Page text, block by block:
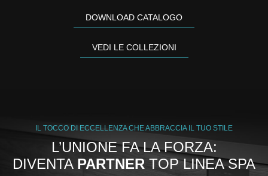
DOWNLOAD CATALOGO
VEDI LE COLLEZIONI
IL TOCCO DI ECCELLENZA CHE ABBRACCIA IL TUO STILE
L’UNIONE FA LA FORZA:
DIVENTA PARTNER TOP LINEA SPA